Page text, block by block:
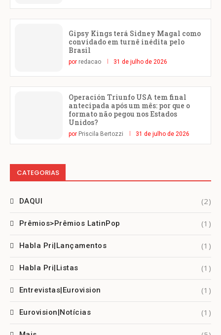
Gipsy Kings terá Sidney Magal como
convidado em turnê inédita pelo
Brasil
por redacao 31 de julho de 2026
Operación Triunfo USA tem final
antecipada após um mês: por que o
formato não pegou nos Estados
Unidos?
por Priscila Bertozzi 31 de julho de 2026
CATEGORIAS
DAQUI (2)
Prêmios>Prêmios LatinPop (1)
Habla Pri|Lançamentos (1)
Habla Pri|Listas (1)
Entrevistas|Eurovision (1)
Eurovision|Notícias (1)